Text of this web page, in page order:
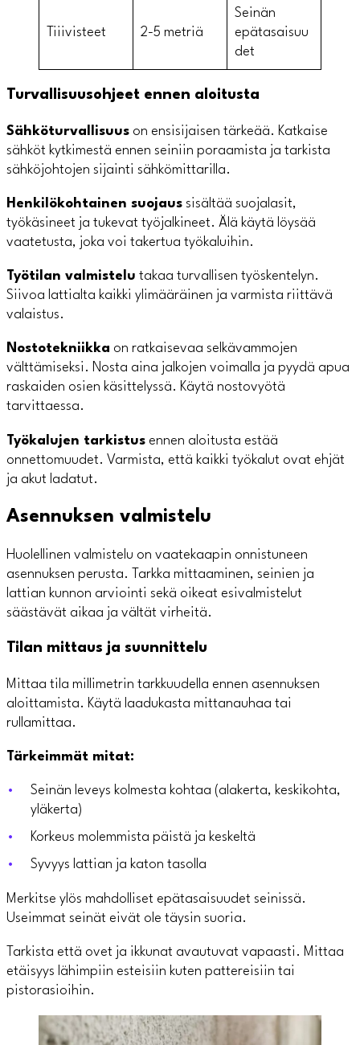
Tiiivisteet 2-5 metriä
Seinän
epätasaisuu
det
Turvallisuusohjeet ennen aloitusta
Sähköturvallisuus on ensisijaisen tärkeää. Katkaise
sähköt kytkimestä ennen seiniin poraamista ja tarkista
sähköjohtojen sijainti sähkömittarilla.
Henkilökohtainen suojaus sisältää suojalasit,
työkäsineet ja tukevat työjalkineet. Älä käytä löysää
vaatetusta, joka voi takertua työkaluihin.
Työtilan valmistelu takaa turvallisen työskentelyn.
Siivoa lattialta kaikki ylimääräinen ja varmista riittävä
valaistus.
Nostotekniikka on ratkaisevaa selkävammojen
välttämiseksi. Nosta aina jalkojen voimalla ja pyydä apua
raskaiden osien käsittelyssä. Käytä nostovyötä
tarvittaessa.
Työkalujen tarkistus ennen aloitusta estää
onnettomuudet. Varmista, että kaikki työkalut ovat ehjät
ja akut ladatut.
Asennuksen valmistelu
Huolellinen valmistelu on vaatekaapin onnistuneen
asennuksen perusta. Tarkka mittaaminen, seinien ja
lattian kunnon arviointi sekä oikeat esivalmistelut
säästävät aikaa ja vältät virheitä.
Tilan mittaus ja suunnittelu
Mittaa tila millimetrin tarkkuudella ennen asennuksen
aloittamista. Käytä laadukasta mittanauhaa tai
rullamittaa.
Tärkeimmät mitat:
Seinän leveys kolmesta kohtaa (alakerta, keskikohta,
yläkerta)
Korkeus molemmista päistä ja keskeltä
Syvyys lattian ja katon tasolla
Merkitse ylös mahdolliset epätasaisuudet seinissä.
Useimmat seinät eivät ole täysin suoria.
Tarkista että ovet ja ikkunat avautuvat vapaasti. Mittaa
etäisyys lähimpiin esteisiin kuten pattereisiin tai
pistorasioihin.